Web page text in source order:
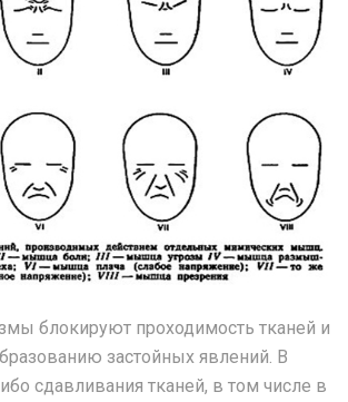
блокируют проходимость тканей и
застойных явлений. В
сдавливания тканей, в том числе в